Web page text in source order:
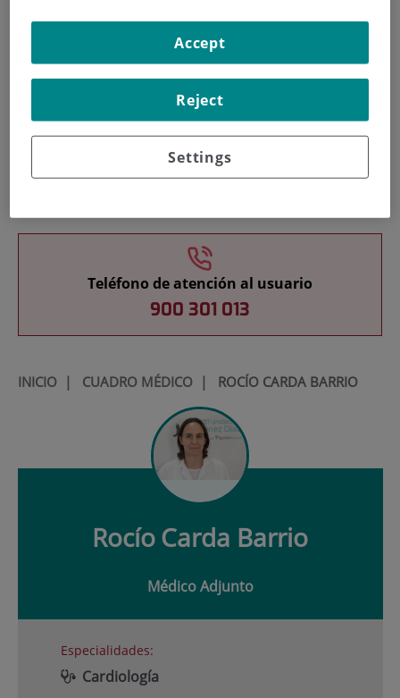
Investigación
Teléfono de atención al usuario
900 301 013
INICIO| CUADRO MÉDICO| ROCÍO CARDA BARRIO
RocíoCarda Barrio
Médico Adjunto
Especialidades:
Cardiología
Settings
Reject
Accept